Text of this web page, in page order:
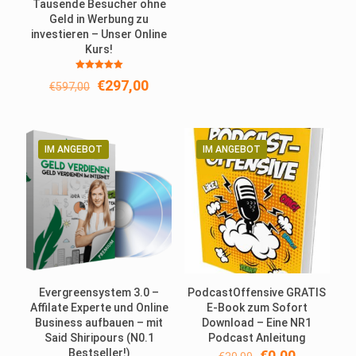
Tausende Besucher ohne
Geld in Werbung zu
investieren – Unser Online
Kurs!
mit
€597,00 Ursprünglicher
€297,00Aktueller
€297,00.
IM ANGEBOT
Evergreensystem 3.0 –
Affilate Experte und Online
Business aufbauen – mit
Said Shiripours (N0.1
Bestseller!)
IM ANGEBOT
PodcastOffensive GRATIS
E-Book zum Sofort
Download – Eine NR1
Podcast Anleitung